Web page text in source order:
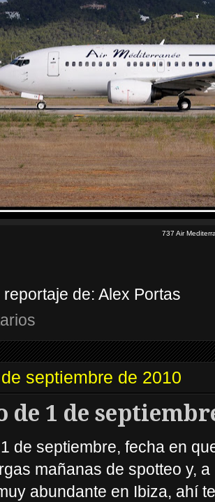
737 Air
reportaje de: Alex Portas
septiembre de 2010
de 1 de
de septiembre, fecha en
mañanas de spotteo y,
abundante en Ibiza, ahí